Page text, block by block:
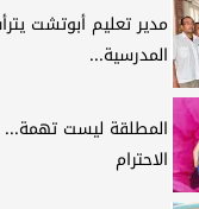
مدير تعليم أبوتشت
المدرسية...
المطلقة ليست
الاحترام